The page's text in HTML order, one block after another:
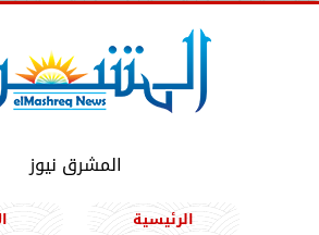
المشرق نيوز
الرئيسية